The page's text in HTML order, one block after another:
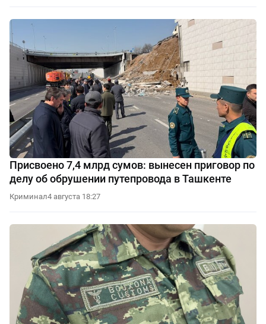
Присвоено 7,4 млрд сумов: вынесен приговор по
делу об обрушении путепровода в Ташкенте
Криминал4 августа 18:27